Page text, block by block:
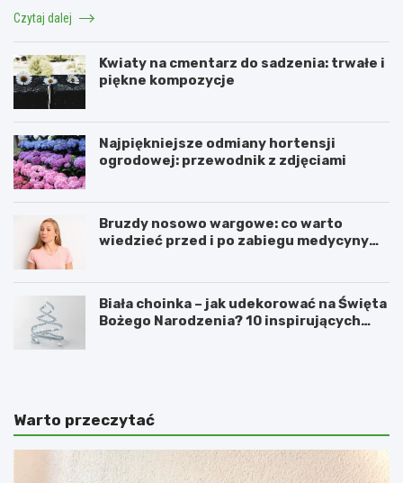
Czytaj dalej
Kwiaty na cmentarz do sadzenia: trwałe i
piękne kompozycje
Najpiękniejsze odmiany hortensji
ogrodowej: przewodnik z zdjęciami
Bruzdy nosowo wargowe: co warto
wiedzieć przed i po zabiegu medycyny
Biała choinka – jak udekorować na Święta
Bożego Narodzenia? 10 inspirujących
Warto przeczytać